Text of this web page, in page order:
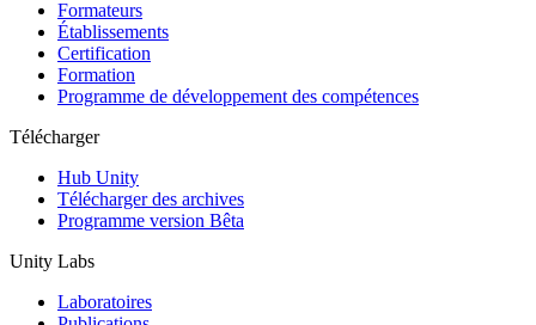
Jeux XR
Lancez des jeux XR sur plusieurs plateformes
Jeux multijoueur
Simplifiez le développement de jeux multijoueurs
Formateurs
Établissements
Certification
Formation
Programme de développement des compétences
Télécharger
Hub Unity
Télécharger des archives
Programme version Bêta
Unity Labs
Laboratoires